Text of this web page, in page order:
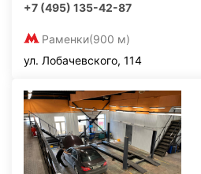
+7 (495) 135-42-87
Раменки(900 м)
ул. Лобачевского, 114